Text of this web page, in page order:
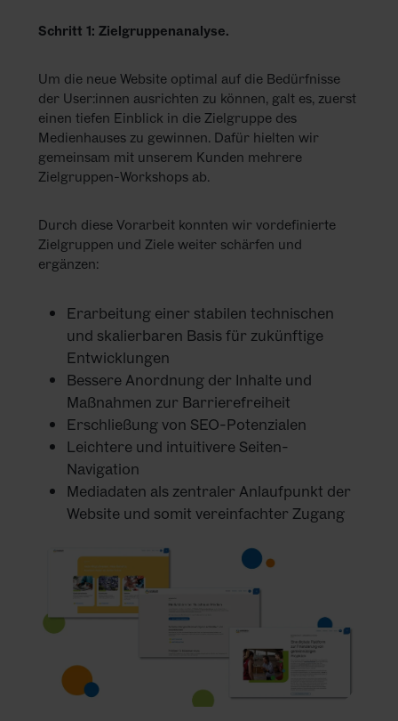
Schritt 1: Zielgruppenanalyse.
Um die neue Website optimal auf die Bedürfnisse
der User:innen ausrichten zu können, galt es, zuerst
einen tiefen Einblick in die Zielgruppe des
Medienhauses zu gewinnen. Dafür hielten wir
gemeinsam mit unserem Kunden mehrere
Zielgruppen-Workshops ab.
Durch diese Vorarbeit konnten wir vordefinierte
Zielgruppen und Ziele weiter schärfen und
ergänzen:
Erarbeitung einer stabilen technischen
und skalierbaren Basis für zukünftige
Entwicklungen
Bessere Anordnung der Inhalte und
Maßnahmen zur Barrierefreiheit
Erschließung von SEO-Potenzialen
Leichtere und intuitivere Seiten-
Navigation
Mediadaten als zentraler Anlaufpunkt der
Website und somit vereinfachter Zugang